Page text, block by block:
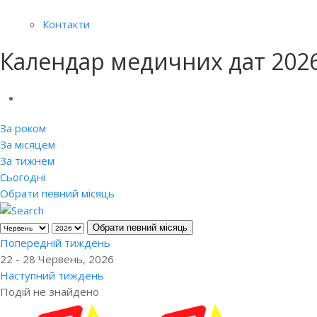
Контакти
Календар медичних дат
За роком
За місяцем
За тижнем
Сьогодні
Обрати певний місяць
Обрати певний місяць
Попередній тиждень
22 - 28 Червень, 2026
Наступний тиждень
Подій не знайдено